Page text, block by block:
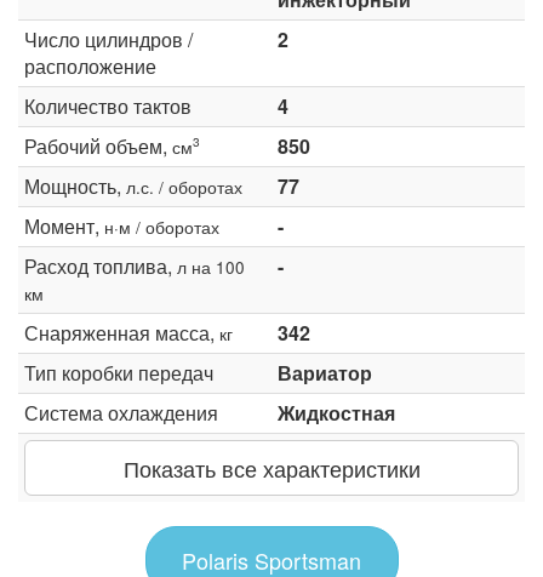
Число цилиндров /
расположение
2
Количество тактов
4
Рабочий объем, см3
850
Мощность, л.с. / оборотах
77
Момент, н·м / оборотах
-
Расход топлива, л на 100
км
-
Снаряженная масса, кг
342
Тип коробки передач
Вариатор
Система охлаждения
Жидкостная
Показать все характеристики
Polaris Sportsman